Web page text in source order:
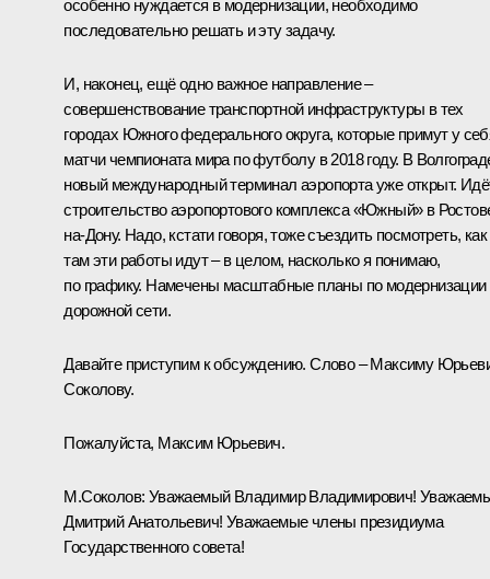
особенно нуждается в модернизации, необходимо
последовательно решать и эту задачу.
И, наконец, ещё одно важное направление –
совершенствование транспортной инфраструктуры в тех
городах Южного федерального округа, которые примут у
матчи чемпионата мира по футболу в 2018 году. В
новый международный терминал аэропорта уже открыт.
строительство аэропортового комплекса «Южный» в
на-Дону. Надо, кстати говоря, тоже съездить посмотреть, как
там эти работы идут – в целом, насколько я понимаю,
по графику. Намечены масштабные планы по модернизации
дорожной сети.
Давайте приступим к обсуждению. Слово – Максиму
Соколову.
Пожалуйста, Максим Юрьевич.
М.Соколов: Уважаемый Владимир Владимирович!
Дмитрий Анатольевич! Уважаемые члены президиума
Государственного совета!